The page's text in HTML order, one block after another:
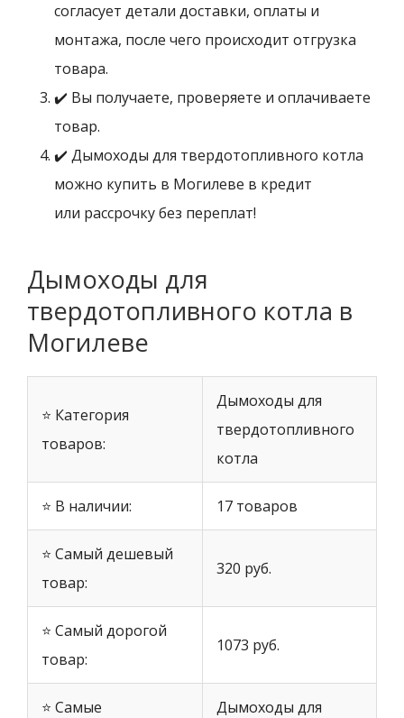
согласует детали доставки, оплаты и
монтажа, после чего происходит отгрузка
товара.
✔️ Вы получаете, проверяете и оплачиваете
товар.
✔️ Дымоходы для твердотопливного котла
можно купить в Могилеве в кредит
или рассрочку без переплат!
Дымоходы для
твердотопливного котла в
Могилеве
⭐ Категория
товаров:
Дымоходы для
твердотопливного
котла
⭐ В наличии: 17 товаров
⭐ Самый дешевый
товар:
320 руб.
⭐ Самый дорогой
товар:
1073 руб.
⭐ Самые
Дымоходы для